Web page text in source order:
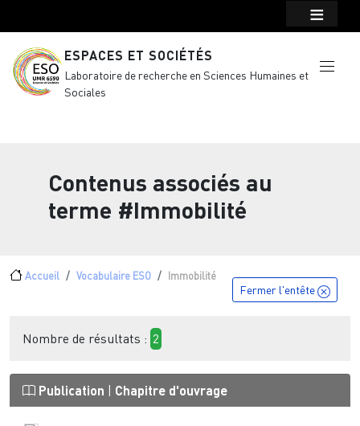
ESPACES ET SOCIÉTÉS
Laboratoire de recherche en Sciences Humaines et
Sociales
Contenus associés au
terme #Immobilité
Fil d'Ariane
Accueil Vocabulaire ESO Immobilité
Fermer l'entête
Nombre de résultats : 2
Publication Chapitre d'ouvrage